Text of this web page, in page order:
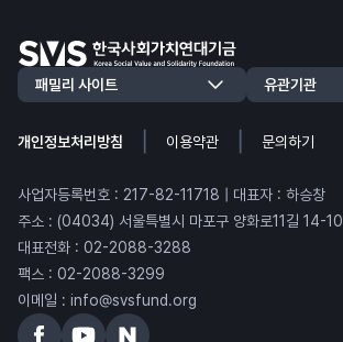
개인정보처리방침 이용약관 문의하기
사업자등록번호 : 217-82-11718 | 대표자 : 하승창
주소 : (04034) 서울특별시 마포구 양화로11길 14-10
대표전화 : 02-2088-3288
팩스 : 02-2088-3299
이메일 : info@svsfund.org